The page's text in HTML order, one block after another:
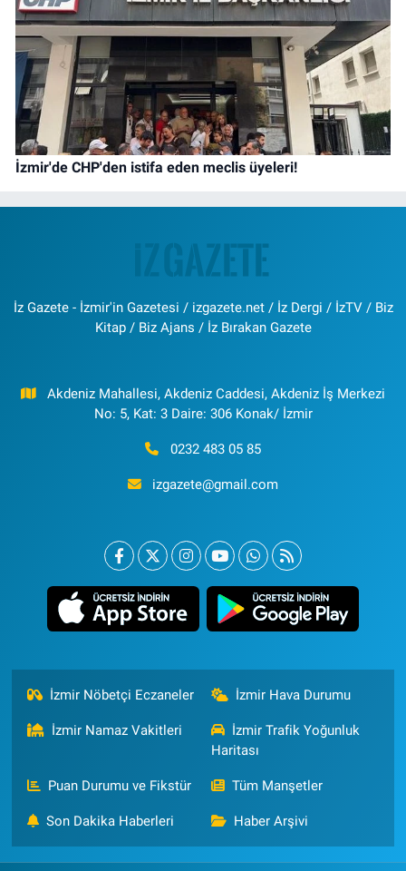
İzmir'de CHP'den istifa eden meclis üyeleri!
İz Gazete - İzmir'in Gazetesi / izgazete.net / İz Dergi / İzTV / Biz
Kitap / Biz Ajans / İz Bırakan Gazete
Akdeniz Mahallesi, Akdeniz Caddesi, Akdeniz İş Merkezi
No: 5, Kat: 3 Daire: 306 Konak/ İzmir
0232 483 05 85
izgazete@gmail.com
İzmir Nöbetçi Eczaneler İzmir Hava Durumu
İzmir Namaz Vakitleri
İzmir Trafik Yoğunluk
Haritası
Puan Durumu ve Fikstür Tüm Manşetler
Son Dakika Haberleri Haber Arşivi